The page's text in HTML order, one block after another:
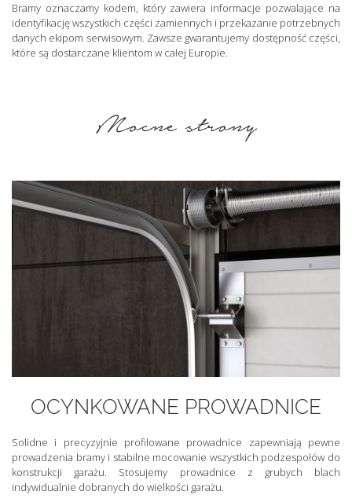
Bramy oznaczamy kodem, który zawiera informacje pozwalające na
identyfikację wszystkich części zamiennych i przekazanie potrzebnych
danych ekipom serwisowym. Zawsze gwarantujemy dostępność części,
które są dostarczane klientom w całej Europie.
Mocne strony
OCYNKOWANE PROWADNICE
Solidne i precyzyjnie profilowane prowadnice zapewniają pewne
prowadzenia bramy i stabilne mocowanie wszystkich podzespołów do
konstrukcji garażu. Stosujemy prowadnice z grubych blach
indywidualnie dobranych do wielkości garażu.